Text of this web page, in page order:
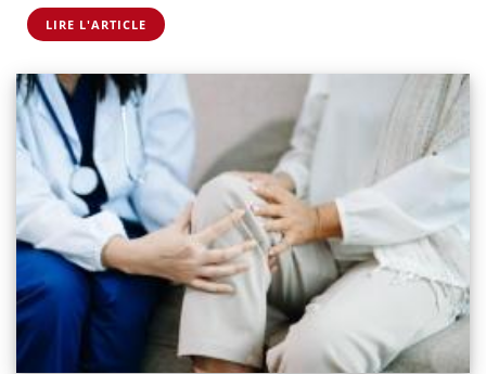
LIRE L'ARTICLE